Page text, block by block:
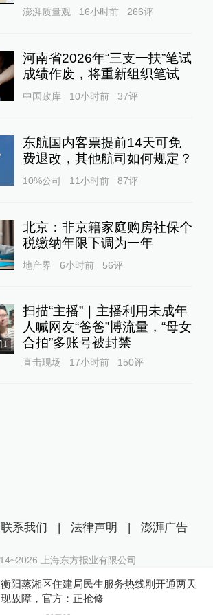
澎湃质量观 16小时前 266评
河南省2026年“三支一扶”笔试
成绩作废，将重新组织笔试
中国政库 10小时前 37评
东航国内客票提前14天可免
费退改，其他航司如何规定？
10%公司 11小时前 87评
北京：非京籍家庭购房社保个
税缴纳年限下调为一年
地产界 6小时前 56评
1
扫描“主播”｜主播利用未成年
人喊网友“爸爸”博流量，“母女
合拍”多账号被封禁
直击现场 17小时前 150评
阳蒸湘区住建局民生服务热线刚开通两天
故障，官方：正抢修
联系我们 | 法律声明 | 澎湃广告
2026 上海东方报业有限公司
B2-20170116 | 沪ICP备14003370号
闻信息服务许可证：31120170006